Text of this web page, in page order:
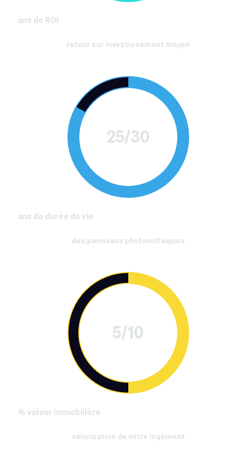
ans de ROI
retour sur investissement moyen
25/30
ans de durée de vie
des panneaux photovoltaïques
5/10
% valeur immobilière
valorisation de votre logement